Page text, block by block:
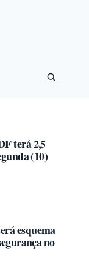
terá 2,5
(10)
esquema
no